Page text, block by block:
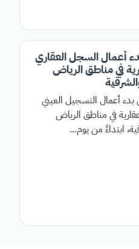
أعمال السجل العقاري
عقارية في مناطق الرياض
بدء أعمال التسجيل العيني
قطعة عقارية في مناطق الرياض
ابتداءً من يوم...